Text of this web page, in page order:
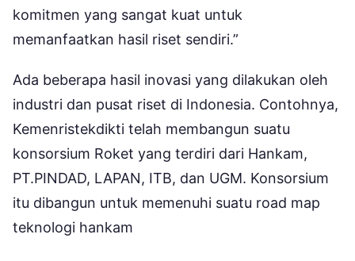
komitmen yang sangat kuat untuk
memanfaatkan hasil riset sendiri.”
Ada beberapa hasil inovasi yang dilakukan oleh
industri dan pusat riset di Indonesia. Contohnya,
Kemenristekdikti telah membangun suatu
konsorsium Roket yang terdiri dari Hankam,
PT.PINDAD, LAPAN, ITB, dan UGM. Konsorsium
itu dibangun untuk memenuhi suatu road map
teknologi hankam